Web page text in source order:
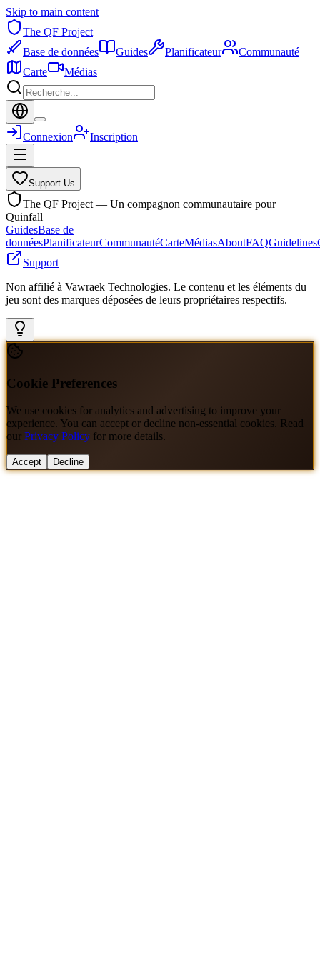
Skip to main content
The QF Project
Base de données
Guides Planificateur
Communauté
Carte
Médias
Connexion Inscription
Support Us
The QF Project — Un compagnon communautaire pour
Quinfall
GuidesBase de
donnéesPlanificateurCommunautéCarteMédiasAboutFAQGuidelines
Support
Non affilié à Vawraek Technologies. Le contenu et les éléments du
jeu sont des marques déposées de leurs propriétaires respectifs.
Cookie Preferences
We use cookies for analytics and advertising to improve your
experience. You can accept or decline non-essential cookies. Read
our Privacy Policy for more details.
Accept Decline